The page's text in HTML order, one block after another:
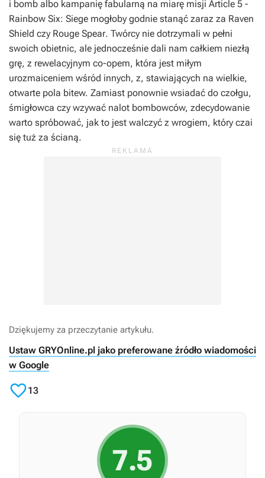
i bomb albo kampanię fabularną na miarę misji Article 5 -
Rainbow Six: Siege mogłoby godnie stanąć zaraz za Raven
Shield czy Rouge Spear. Twórcy nie dotrzymali w pełni
swoich obietnic, ale jednocześnie dali nam całkiem niezłą
grę, z rewelacyjnym co-opem, która jest miłym
urozmaiceniem wśród innych, z, stawiających na wielkie,
otwarte pola bitew. Zamiast ponownie wsiadać do czołgu,
śmigłowca czy wzywać nalot bombowców, zdecydowanie
warto spróbować, jak to jest walczyć z wrogiem, który czai
się tuż za ścianą.
Dziękujemy za przeczytanie artykułu.
Ustaw GRYOnline.pl jako preferowane źródło wiadomości
w Google
13
7.5